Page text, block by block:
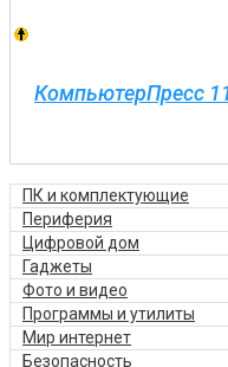
КомпьютерПресс
ПК и комплектующие
Периферия
Цифровой дом
Гаджеты
Фото и видео
Программы и утилиты
Мир интернет
Безопасность